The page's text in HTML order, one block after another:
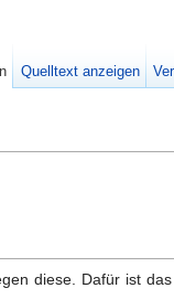
diese. Dafür ist das
Quelltext anzeigen